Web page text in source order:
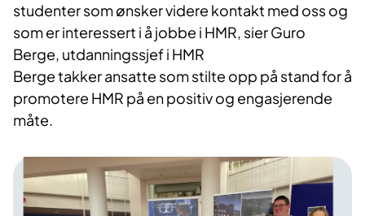
studenter som ønsker videre kontakt med oss og
som er interessert i å jobbe i HMR, sier Guro
Berge, utdanningssjef i HMR
Berge takker ansatte som stilte opp på stand for å
promotere HMR på en positiv og engasjerende
måte.